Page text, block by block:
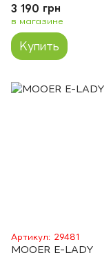
3 190 грн
в магазине
Купить
Артикул: 29481
MOOER E-LADY